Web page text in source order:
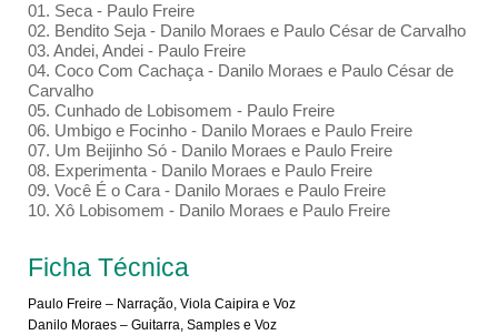
01. Seca - Paulo Freire
02. Bendito Seja - Danilo Moraes e Paulo César de Carvalho
03. Andei, Andei - Paulo Freire
04. Coco Com Cachaça - Danilo Moraes e Paulo César de
Carvalho
05. Cunhado de Lobisomem - Paulo Freire
06. Umbigo e Focinho - Danilo Moraes e Paulo Freire
07. Um Beijinho Só - Danilo Moraes e Paulo Freire
08. Experimenta - Danilo Moraes e Paulo Freire
09. Você É o Cara - Danilo Moraes e Paulo Freire
10. Xô Lobisomem - Danilo Moraes e Paulo Freire
Ficha Técnica
Paulo Freire – Narração, Viola Caipira e Voz
Danilo Moraes – Guitarra, Samples e Voz